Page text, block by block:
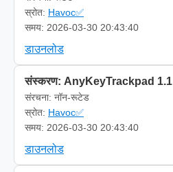
स्रोत: Havoc✅
समय: 2026-03-30 20:43:40
डाउनलोड
संस्करण: AnyKeyTrackpad 1.1
संरचना: नॉन-रूटेड
स्रोत: Havoc✅
समय: 2026-03-30 20:43:40
डाउनलोड